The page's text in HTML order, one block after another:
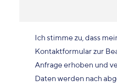
Ich stimme zu, dass
Kontaktformular zur
Anfrage erhoben und
Daten werden nach